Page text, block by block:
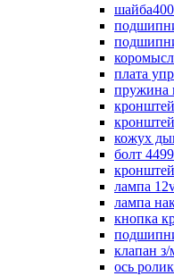
плата
пружина
кожух
болт
лампа
лампа
кнопка
клапан з/
ось